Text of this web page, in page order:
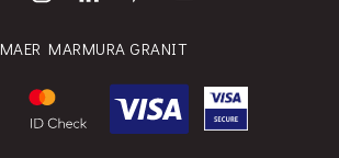
MAER MARMURA GRANIT